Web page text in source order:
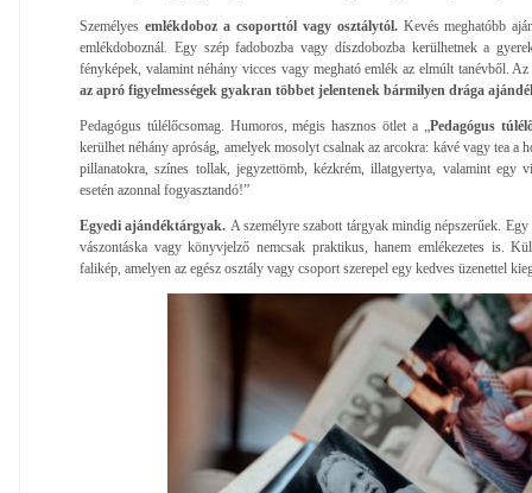
Személyes emlékdoboz a csoporttól vagy osztálytól.Kevés meghatóbb
emlékdoboznál. Egy szép fadobozba vagy díszdobozba kerülhetnek a
fényképek, valamint néhány vicces vagy megható emlék az elmúlt tanévből.
az apró figyelmességek gyakran többet jelentenek bármilyen drága
Pedagógus túlélőcsomag. Humoros, mégis hasznos ötlet a „ Pedagógus
kerülhet néhány apróság, amelyek mosolyt csalnak az arcokra: kávé vagy tea a
pillanatokra, színes tollak, jegyzettömb, kézkrém, illatgyertya, valamint egy
esetén azonnal fogyasztandó!”
Egyedi ajándéktárgyak. A személyre szabott tárgyak mindig népszerűek.
vászontáska vagy könyvjelző nemcsak praktikus, hanem emlékezetes is.
falikép, amelyen az egész osztály vagy csoport szerepel egy kedves üzenettel